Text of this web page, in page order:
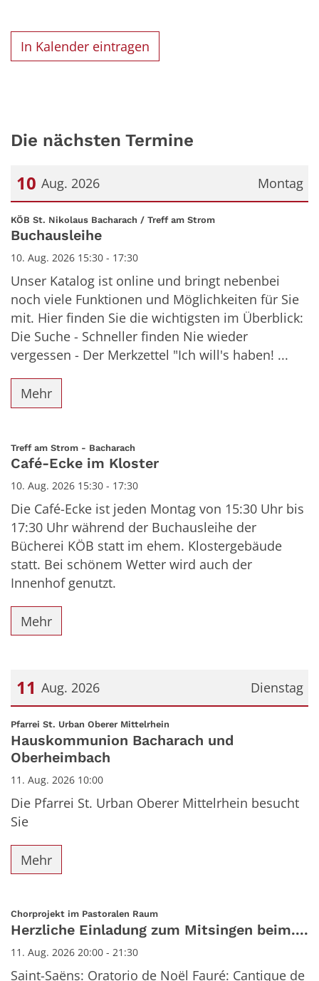
In Kalender eintragen
Die nächsten Termine
Montag
10 Aug. 2026
Datum: 10. August 2026
KÖB St. Nikolaus Bacharach / Treff am Strom:
Buchausleihe
10. Aug. 2026 15:30 - 17:30
Unser Katalog ist online und bringt nebenbei
noch viele Funktionen und Möglichkeiten für Sie
mit. Hier finden Sie die wichtigsten im Überblick:
Die Suche - Schneller finden Nie wieder
vergessen - Der Merkzettel "Ich will's haben! ...
Mehr
Treff am Strom - Bacharach
Café-Ecke im Kloster
10. Aug. 2026 15:30 - 17:30
Die Café-Ecke ist jeden Montag von 15:30 Uhr bis
17:30 Uhr während der Buchausleihe der
Bücherei KÖB statt im ehem. Klostergebäude
statt. Bei schönem Wetter wird auch der
Innenhof genutzt.
Mehr
Dienstag
11 Aug. 2026
Datum: 11. August 2026
Pfarrei St. Urban Oberer Mittelrhein
Hauskommunion Bacharach und
Oberheimbach
11. Aug. 2026 10:00
Die Pfarrei St. Urban Oberer Mittelrhein besucht
Sie
Mehr
Chorprojekt im Pastoralen Raum:
Herzliche Einladung zum Mitsingen beim....
11. Aug. 2026 20:00 - 21:30
Saint-Saëns: Oratorio de Noël Fauré: Cantique de